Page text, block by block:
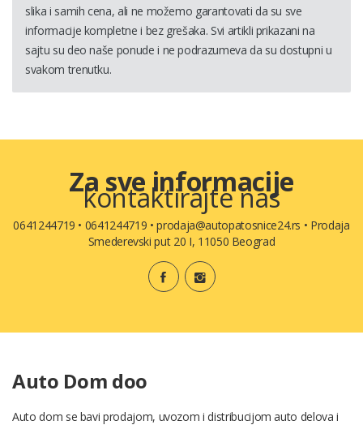
slika i samih cena, ali ne možemo garantovati da su sve
informacije kompletne i bez grešaka. Svi artikli prikazani na
sajtu su deo naše ponude i ne podrazumeva da su dostupni u
svakom trenutku.
Za sve informacije
kontaktirajte nas
0641244719 • 0641244719 •prodaja@autopatosnice24.rs • Prodaja
Smederevski put 20 I, 11050 Beograd
Auto Dom doo
Auto dom se bavi prodajom, uvozom i distribucijom auto delova i